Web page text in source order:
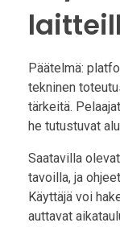
Päätelmä:
tekninen
tärkeitä.
he tutustuvat
Saatavilla
tavoilla, ja
Käyttäjä voi
auttavat